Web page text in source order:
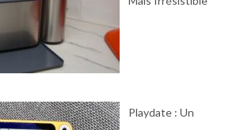
Playdate : Un